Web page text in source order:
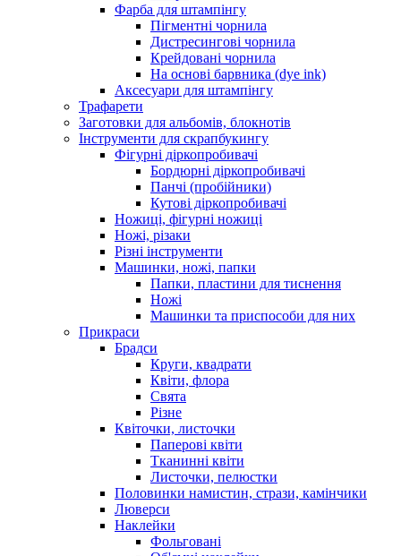
Фарба для штампінгу
Пігментні чорнила
Дистресингові чорнила
Крейдовані чорнила
На основі барвника (dye ink)
Аксесуари для штампінгу
Трафарети
Заготовки для альбомів, блокнотів
Інструменти для скрапбукингу
Фігурні діркопробивачі
Бордюрні діркопробивачі
Панчі (пробійники)
Кутові діркопробивачі
Ножиці, фігурні ножиці
Ножі, різаки
Різні інструменти
Машинки, ножі, папки
Папки, пластини для тиснення
Ножі
Машинки та приспособи для них
Прикраси
Брадси
Круги, квадрати
Квіти, флора
Свята
Різне
Квіточки, листочки
Паперові квіти
Тканинні квіти
Листочки, пелюстки
Половинки намистин, стрази, камінчики
Люверси
Наклейки
Фольговані